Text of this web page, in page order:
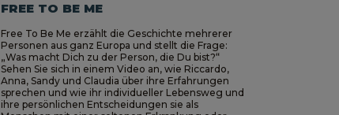
FREE TO BE ME
Free To Be Me erzählt die Geschichte mehrerer
Personen aus ganz Europa und stellt die Frage:
„Was macht Dich zu der Person, die Du bist?“
Sehen Sie sich in einem Video an, wie Riccardo,
Anna, Sandy und Claudia über ihre Erfahrungen
sprechen und wie ihr individueller Lebensweg und
ihre persönlichen Entscheidungen sie als